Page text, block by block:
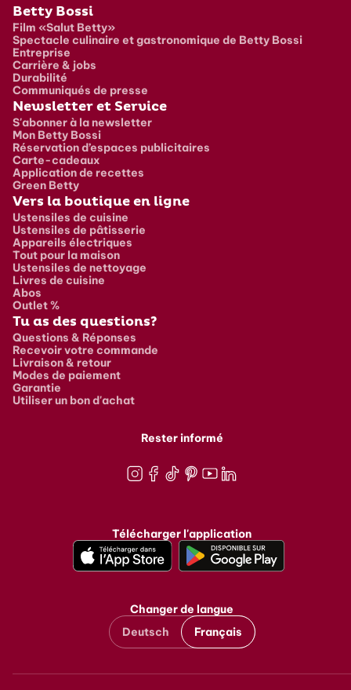
Pied de page
Betty Bossi
Film «Salut Betty»
Spectacle culinaire et gastronomique de Betty Bossi
Entreprise
Carrière & jobs
Durabilité
Communiqués de presse
Newsletter et Service
S'abonner à la newsletter
Mon Betty Bossi
Réservation d’espaces publicitaires
Carte-cadeaux
Application de recettes
Green Betty
Vers la boutique en ligne
Ustensiles de cuisine
Ustensiles de pâtisserie
Appareils électriques
Tout pour la maison
Ustensiles de nettoyage
Livres de cuisine
Abos
Outlet %
Tu as des questions?
Questions & Réponses
Recevoir votre commande
Livraison & retour
Modes de paiement
Garantie
Utiliser un bon d'achat
Rester informé
Télécharger l'application
Changer de langue
Deutsch
Français